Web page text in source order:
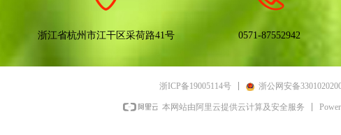
浙江省杭州市江干区采荷路41号 0571-87552942
浙ICP备19005114号 浙公网安备
本网站由阿里云提供云计算及安全服务